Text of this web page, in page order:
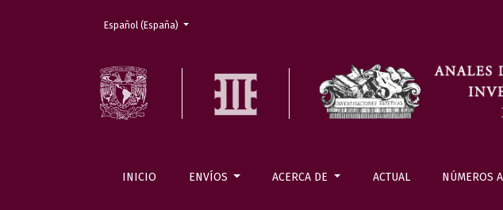
INICIO ENVÍOS ACERCA DE ACTUAL NÚMEROS
Cambiar el idioma. El actual es:
Español (España)